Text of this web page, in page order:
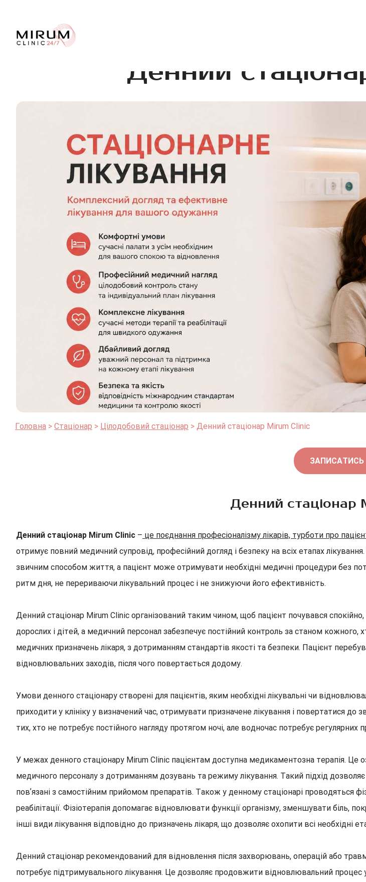
Денний
Головна Стаціонар Цілодобовий стаціонар Денний стаціонар Mirum Clinic
ЗАПИСАТИСЬ
Денний стаціонар
Денний стаціонар Mirum Clinic – це поєднання професіоналізму лікарів, турботи про
отримує повний медичний супровід, професійний догляд і безпеку на всіх етапах
звичним способом життя, а пацієнт може отримувати необхідні медичні процедури без
ритм дня, не перериваючи лікувальний процес і не знижуючи його ефективність.
Денний стаціонар Mirum Clinic організований таким чином, щоб пацієнт почувався
дорослих і дітей, а медичний персонал забезпечує постійний контроль за станом
медичних призначень лікаря, з дотриманням стандартів якості та безпеки. Пацієнт
відновлювальних заходів, після чого повертається додому.
Умови денного стаціонару створені для пацієнтів, яким необхідні лікувальні чи
приходити у клініку у визначений час, отримувати призначене лікування і повертатися
тих, хто не потребує постійного нагляду протягом ночі, але водночас потребує регулярних
У межах денного стаціонару Mirum Clinic пацієнтам доступна медикаментозна терапія. Це
медичного персоналу з дотриманням дозувань та режиму лікування. Такий підхід
повʼязані з самостійним прийомом препаратів. Також у денному стаціонарі проводяться
реабілітації. Фізіотерапія допомагає відновлювати функції організму, зменшувати біль,
інші види лікування відповідно до призначень лікаря, що дозволяє охопити всі необхідні
Денний стаціонар рекомендований для відновлення після захворювань, операцій або
потребує підтримувального лікування. Це дозволяє продовжити відновлювальний